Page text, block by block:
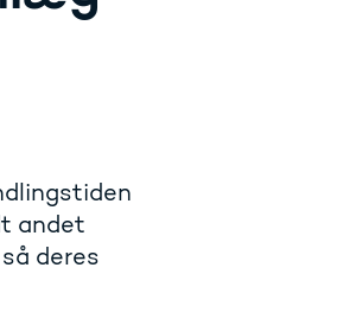
andet
deres